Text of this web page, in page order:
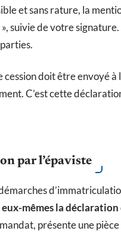
et sans rature, la
suivie de votre
cession doit être envoyé
C’est cette
par l’épaviste
mêmes la
présente une